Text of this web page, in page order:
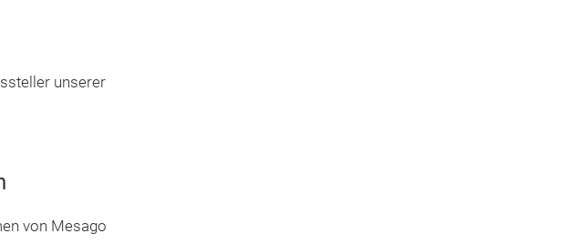
unserer
von Mesago